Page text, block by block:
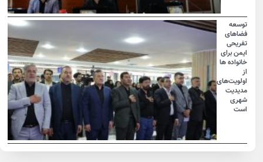
توسعه
فضاهای
تفریحی
ایمن برای
خانواده ها
اولویت‌های
مدیدیت
شهری
است